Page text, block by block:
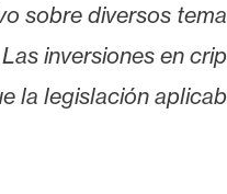
sobre diversos
inversiones en
la legislación